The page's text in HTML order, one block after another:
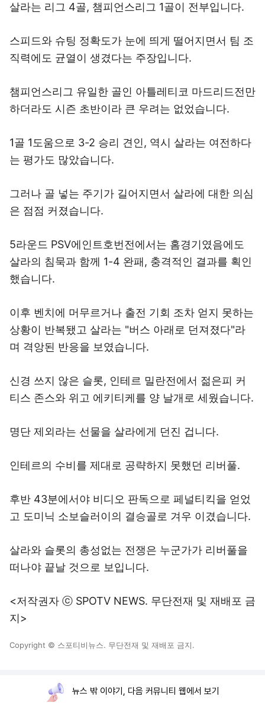
살라는 리그 4골, 챔피언스리그 1골이 전부입니다.
스피드와 슈팅 정확도가 눈에 띄게 떨어지면서 팀 조
직력에도 균열이 생겼다는 주장입니다.
챔피언스리그 유일한 골인 아틀레티코 마드리드전만
하더라도 시즌 초반이라 큰 우려는 없었습니다.
1골 1도움으로 3-2 승리 견인, 역시 살라는 여전하다
는 평가도 많았습니다.
그러나 골 넣는 주기가 길어지면서 살라에 대한 의심
은 점점 커졌습니다.
5라운드 PSV에인트호번전에서는 홈경기였음에도
살라의 침묵과 함께 1-4 완패, 충격적인 결과를 획인
했습니다.
이후 벤치에 머무르거나 출전 기회 조차 얻지 못하는
상황이 반복됐고 살라는 "버스 아래로 던져졌다"라
며 격앙된 반응을 보였습니다.
신경 쓰지 않은 슬롯, 인테르 밀란전에서 젊은피 커
티스 존스와 위고 에키티케를 양 날개로 세웠습니다.
명단 제외라는 선물을 살라에게 던진 겁니다.
인테르의 수비를 제대로 공략하지 못했던 리버풀.
후반 43분에서야 비디오 판독으로 페널티킥을 얻었
고 도미닉 소보슬러이의 결승골로 겨우 이겼습니다.
살라와 슬롯의 총성없는 전쟁은 누군가가 리버풀을
떠나야 끝날 것으로 보입니다.
<저작권자 ⓒ SPOTV NEWS. 무단전재 및 재배포 금
지>
Copyright © 스포티비뉴스. 무단전재 및 재배포 금지.
뉴스 밖 이야기, 다음 커뮤니티 웹에서 보기